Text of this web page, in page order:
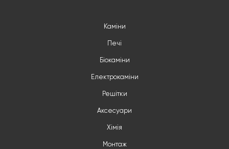
Каміни
Печі
Біокаміни
Електрокаміни
Решітки
Аксесуари
Хімія
Монтаж